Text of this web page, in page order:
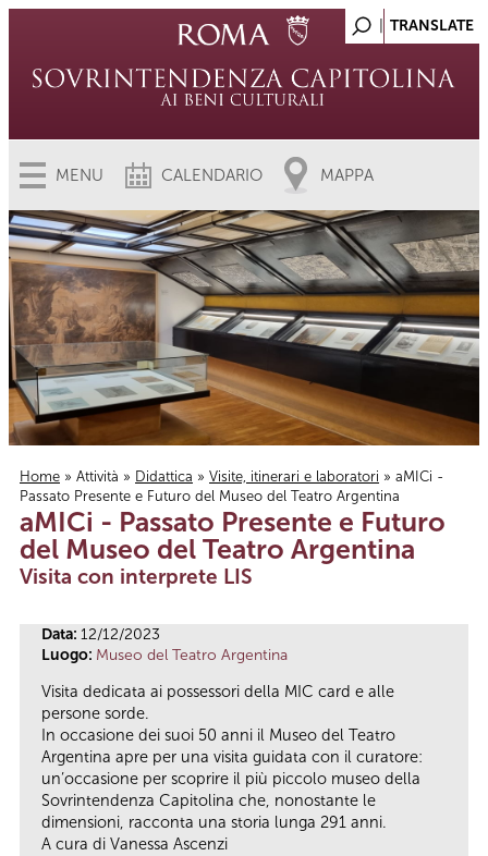
MENU CALENDARIO MAPPA
Tu sei qui
Home » Attività » Didattica » Visite, itinerari e laboratori » aMICi -
Passato Presente e Futuro del Museo del Teatro Argentina
aMICi - Passato Presente e Futuro
del Museo del Teatro Argentina
Visita con interprete LIS
Data: 12/12/2023
Luogo: Museo del Teatro Argentina
Visita dedicata ai possessori della MIC card e alle
persone sorde.
In occasione dei suoi 50 anni il Museo del Teatro
Argentina apre per una visita guidata con il curatore:
un’occasione per scoprire il più piccolo museo della
Sovrintendenza Capitolina che, nonostante le
dimensioni, racconta una storia lunga 291 anni.
A cura di Vanessa Ascenzi